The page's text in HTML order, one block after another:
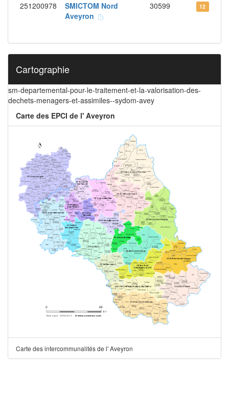
251200978
SMICTOM Nord
Aveyron
30599 12
Cartographie
sm-departemental-pour-le-traitement-et-la-valorisation-des-
dechets-menagers-et-assimiles--sydom-avey
Carte des EPCI de l' Aveyron
Carte des intercommunalités de l' Aveyron